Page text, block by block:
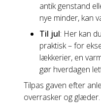
antik genstand
nye minder, kan
Til jul: Her kan
praktisk – for
lækkerier, en
gør hverdagen
Tilpas gaven efter
overrasker og glæder.